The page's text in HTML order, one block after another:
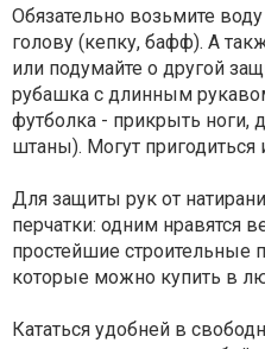
Обязательно возьмите
голову (кепку, бафф). А
или подумайте о другой
рубашка с длинным
футболка - прикрыть ноги,
штаны). Могут
Для защиты рук от
перчатки: одним нравятся
простейшие строительные
которые можно купить в
Кататься удобней в